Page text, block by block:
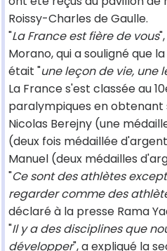
Roissy-Charles de Gaulle.
"La France est fière de vous
Morano, qui a souligné que
était "une leçon de vie, une
La France s'est classée au
paralympiques en obtenant
Nicolas Berejny (une
(deux fois médaillée
Manuel (deux médailles
"Ce sont des athlètes
regarder comme des
déclaré à la presse Rama
"Il y a des disciplines que
développer", a expliqué la